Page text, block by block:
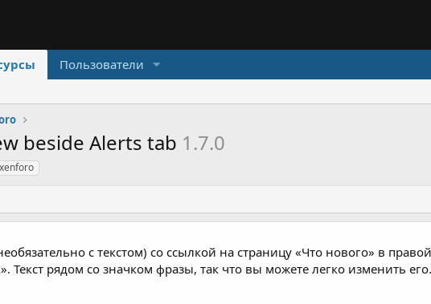
Пользователи
beside Alerts tab 1.7.0
xenforo
с текстом) со ссылкой на страницу «Что нового» в
рядом со значком фразы, так что вы можете легко изменить